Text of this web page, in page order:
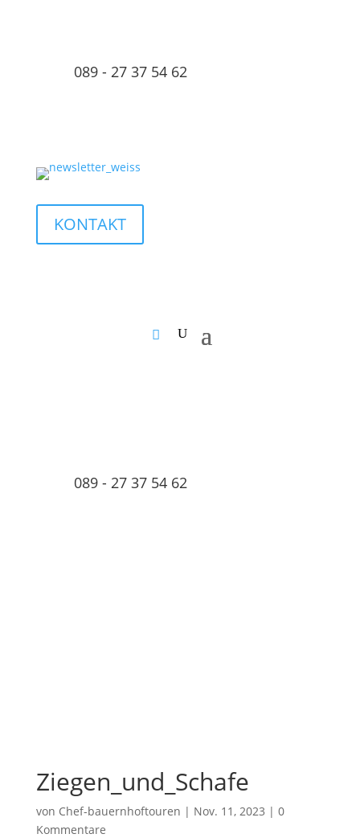
089 - 27 37 54 62
KONTAKT
089 - 27 37 54 62
Ziegen_und_Schafe
von Chef-bauernhoftouren | Nov. 11, 2023 | 0
Kommentare